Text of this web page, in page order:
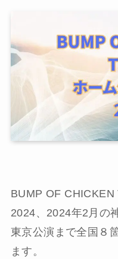
BUMP OF CHICKEN
2024、2024年2月の
東京公演まで全国８
ます。